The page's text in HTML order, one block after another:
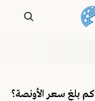
بلغ سعر الأونصة؟